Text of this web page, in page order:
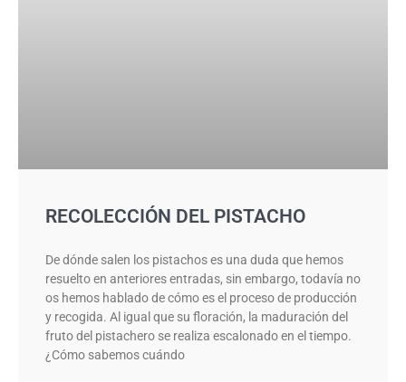
RECOLECCIÓN DEL PISTACHO
De dónde salen los pistachos es una duda que hemos
resuelto en anteriores entradas, sin embargo, todavía no
os hemos hablado de cómo es el proceso de producción
y recogida. Al igual que su floración, la maduración del
fruto del pistachero se realiza escalonado en el tiempo.
¿Cómo sabemos cuándo